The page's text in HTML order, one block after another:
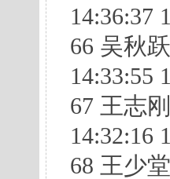
14:36:37
66 吴秋
14:33:55
67 王志
14:32:16
68 王少